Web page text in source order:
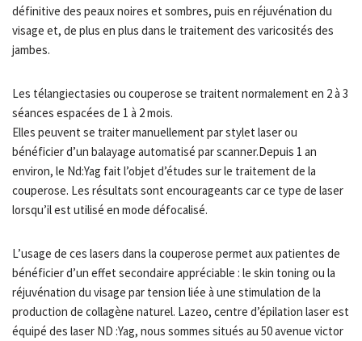
définitive des peaux noires et sombres, puis en réjuvénation du
visage et, de plus en plus dans le traitement des varicosités des
jambes.
Les télangiectasies ou couperose se traitent normalement en 2 à 3
séances espacées de 1 à 2 mois.
Elles peuvent se traiter manuellement par stylet laser ou
bénéficier d’un balayage automatisé par scanner.Depuis 1 an
environ, le Nd:Yag fait l’objet d’études sur le traitement de la
couperose. Les résultats sont encourageants car ce type de laser
lorsqu’il est utilisé en mode défocalisé.
L’usage de ces lasers dans la couperose permet aux patientes de
bénéficier d’un effet secondaire appréciable : le skin toning ou la
réjuvénation du visage par tension liée à une stimulation de la
production de collagène naturel. Lazeo, centre d’épilation laser est
équipé des laser ND :Yag, nous sommes situés au 50 avenue victor